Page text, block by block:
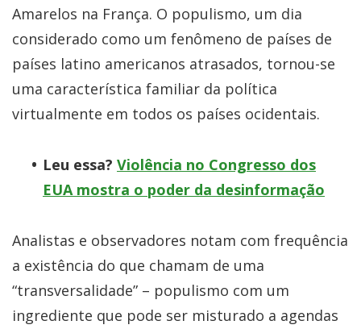
Amarelos na França. O populismo, um dia
considerado como um fenômeno de países de
países latino americanos atrasados, tornou-se
uma característica familiar da política
virtualmente em todos os países ocidentais.
Leu essa? Violência no Congresso dos
EUA mostra o poder da desinformação
Analistas e observadores notam com frequência
a existência do que chamam de uma
“transversalidade” – populismo com um
ingrediente que pode ser misturado a agendas